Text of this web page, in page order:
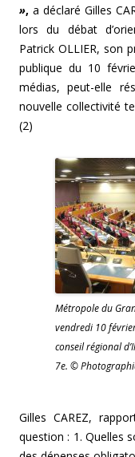
», a déclaré Gilles
lors du débat
Patrick OLLIER, son
publique du 10
médias, peut-elle
nouvelle collectivité
(2)
Métropole du
vendredi 10
conseil régional
7e. ©
Gilles CAREZ,
question : 1. Quelles